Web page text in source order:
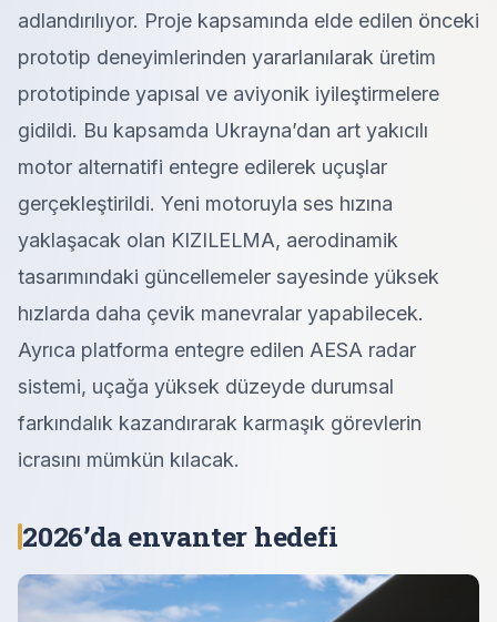
adlandırılıyor. Proje kapsamında elde edilen önceki
prototip deneyimlerinden yararlanılarak üretim
prototipinde yapısal ve aviyonik iyileştirmelere
gidildi. Bu kapsamda Ukrayna’dan art yakıcılı
motor alternatifi entegre edilerek uçuşlar
gerçekleştirildi. Yeni motoruyla ses hızına
yaklaşacak olan KIZILELMA, aerodinamik
tasarımındaki güncellemeler sayesinde yüksek
hızlarda daha çevik manevralar yapabilecek.
Ayrıca platforma entegre edilen AESA radar
sistemi, uçağa yüksek düzeyde durumsal
farkındalık kazandırarak karmaşık görevlerin
icrasını mümkün kılacak.
2026’da envanter hedefi